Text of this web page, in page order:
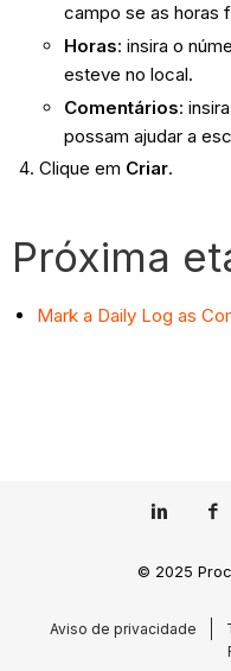
campo se as horas
Horas: insira o
esteve no local.
Comentários:
possam ajudar a
Clique em Criar.
Próxima
Mark a Daily Log as
© 2025
Aviso de privacidade